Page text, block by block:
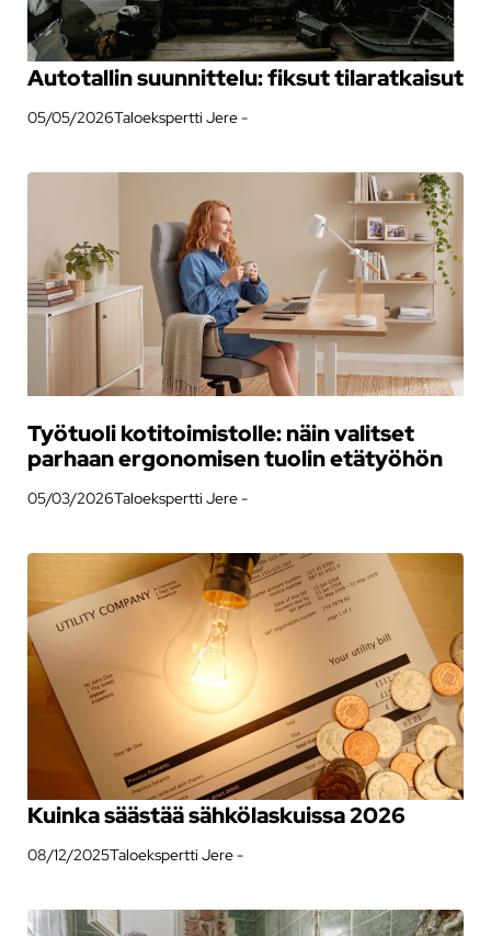
Autotallin suunnittelu: fiksut tilaratkaisut
05/05/2026Taloekspertti Jere -
Työtuoli kotitoimistolle: näin valitset
parhaan ergonomisen tuolin etätyöhön
05/03/2026Taloekspertti Jere -
Kuinka säästää sähkölaskuissa 2026
08/12/2025Taloekspertti Jere -